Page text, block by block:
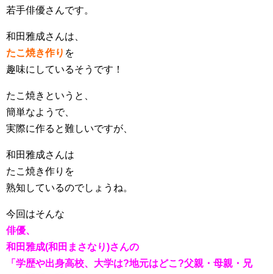
若手俳優さんです。
和田雅成さんは、
たこ焼き作り を
趣味にしているそうです！
たこ焼きというと、
簡単なようで、
実際に作ると難しいですが、
和田雅成さんは
たこ焼き作りを
熟知しているのでしょうね。
今回はそんな
俳優、
和田雅成(和田まさなり)さんの
「学歴や出身高校、大学は?地元はどこ?父親・母親・兄